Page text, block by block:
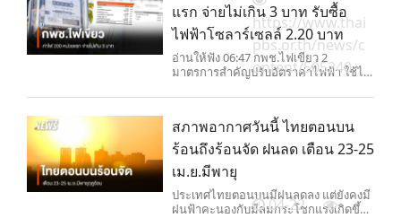
แรก จ่ายไม่เกิน 3 บาท รับซื้อ
ไฟฟ้าโซลาร์เซลล์ 2.20 บาท
อ่านให้ฟัง 06:47 กพช.ไฟเขียว 2
มาตรการสำคัญปรับอัตราค่าไฟฟ้า ใช้ไฟ
หน่วย - ส่
https://www.thai
pbs.or.th/news/c
ontent/505240
สภาพอากาศวันนี้ ไทยตอนบน
ร้อนถึงร้อนจัด ฝนลด เตือน 23-25
เม.ย.มีพายุ
ประเทศไทยตอนบนมีฝนลดลง แต่ยังคงมี
ฝนฟ้าคะนองกับมีลมกระโชกแรงเกิดขึ้น
04-22